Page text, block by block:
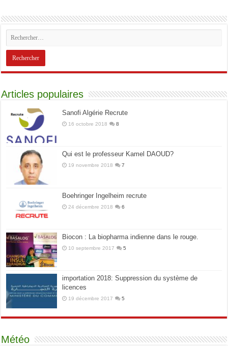
Articles populaires
Sanofi Algérie Recrute
16 octobre 2018 8
Qui est le professeur Kamel DAOUD?
19 novembre 2018 7
Boehringer Ingelheim recrute
24 décembre 2018 6
Biocon : La biopharma indienne dans le rouge.
10 septembre 2017 5
importation 2018: Suppression du système de
licences
19 décembre 2017 5
Météo